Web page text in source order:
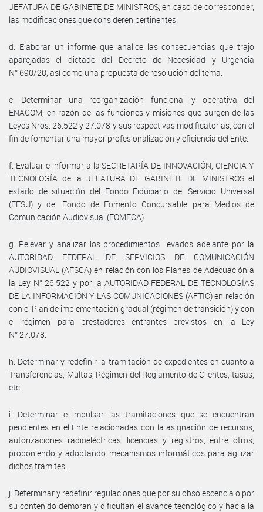
JEFATURA DE GABINETE DE MINISTROS, en caso de corresponder,
las modificaciones que consideren pertinentes.
d. Elaborar un informe que analice las consecuencias que trajo
aparejadas el dictado del Decreto de Necesidad y Urgencia
N° 690/20, así como una propuesta de resolución del tema.
e. Determinar una reorganización funcional y operativa del
ENACOM, en razón de las funciones y misiones que surgen de las
Leyes Nros. 26.522 y 27.078 y sus respectivas modificatorias, con el
fin de fomentar una mayor profesionalización y eficiencia del Ente.
f. Evaluar e informar a la SECRETARÍA DE INNOVACIÓN, CIENCIA Y
TECNOLOGÍA de la JEFATURA DE GABINETE DE MINISTROS el
estado de situación del Fondo Fiduciario del Servicio Universal
(FFSU) y del Fondo de Fomento Concursable para Medios de
Comunicación Audiovisual (FOMECA).
g. Relevar y analizar los procedimientos llevados adelante por la
AUTORIDAD FEDERAL DE SERVICIOS DE COMUNICACIÓN
AUDIOVISUAL (AFSCA) en relación con los Planes de Adecuación a
la Ley N° 26.522 y por la AUTORIDAD FEDERAL DE TECNOLOGÍAS
DE LA INFORMACIÓN Y LAS COMUNICACIONES (AFTIC) en relación
con el Plan de implementación gradual (régimen de transición) y con
el régimen para prestadores entrantes previstos en la Ley
N° 27.078.
h. Determinar y redefinir la tramitación de expedientes en cuanto a
Transferencias, Multas, Régimen del Reglamento de Clientes, tasas,
etc.
i. Determinar e impulsar las tramitaciones que se encuentran
pendientes en el Ente relacionadas con la asignación de recursos,
autorizaciones radioeléctricas, licencias y registros, entre otros,
proponiendo y adoptando mecanismos informáticos para agilizar
dichos trámites.
j. Determinar y redefinir regulaciones que por su obsolescencia o por
su contenido demoran y dificultan el avance tecnológico y hacia la